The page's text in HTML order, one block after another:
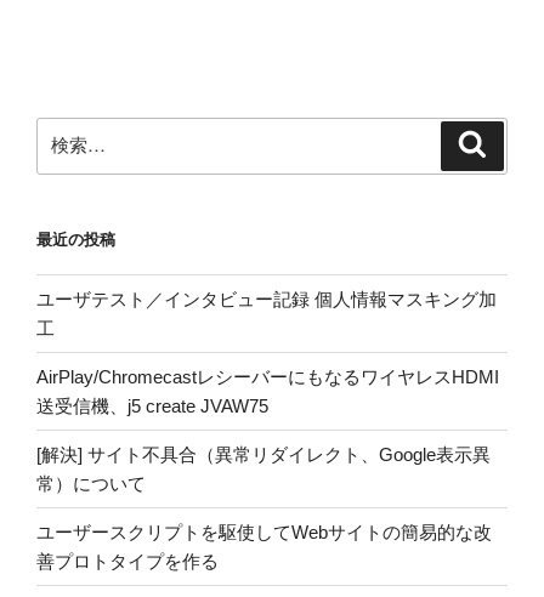
索:
最近の投稿
ユーザテスト／インタビュー記録 個人情報マスキング加
工
AirPlay/ChromecastレシーバーにもなるワイヤレスHDMI
送受信機、j5 create JVAW75
[解決] サイト不具合（異常リダイレクト、Google表示異
常）について
ユーザースクリプトを駆使してWebサイトの簡易的な改
善プロトタイプを作る